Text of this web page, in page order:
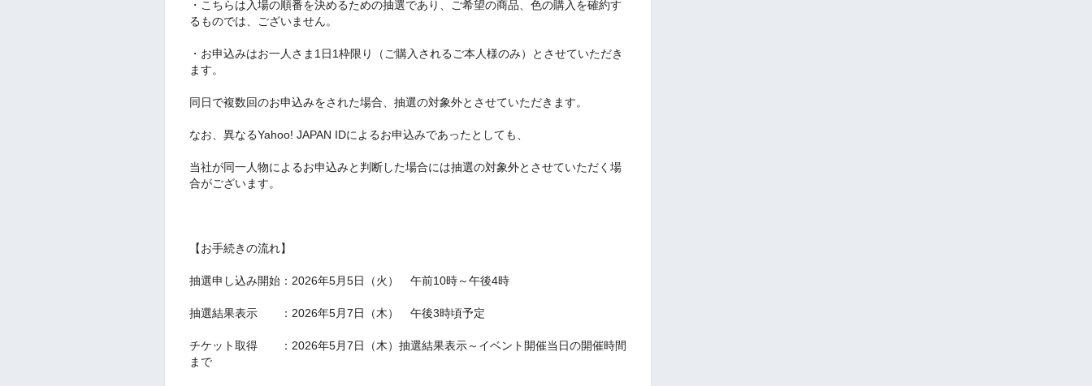
・こちらは入場の順番を決めるための抽選であり、ご希望の商品、色の購入を確約す
るものでは、ございません。
・お申込みはお一人さま1日1枠限り（ご購入されるご本人様のみ）とさせていただき
ます。
同日で複数回のお申込みをされた場合、抽選の対象外とさせていただきます。
なお、異なるYahoo! JAPAN IDによるお申込みであったとしても、
当社が同一人物によるお申込みと判断した場合には抽選の対象外とさせていただく場
合がございます。
【お手続きの流れ】
抽選申し込み開始：2026年5月5日（火） 午前10時～午後4時
抽選結果表示 ：2026年5月7日（木） 午後3時頃予定
チケット取得 ：2026年5月7日（木）抽選結果表示～イベント開催当日の開催時間
まで